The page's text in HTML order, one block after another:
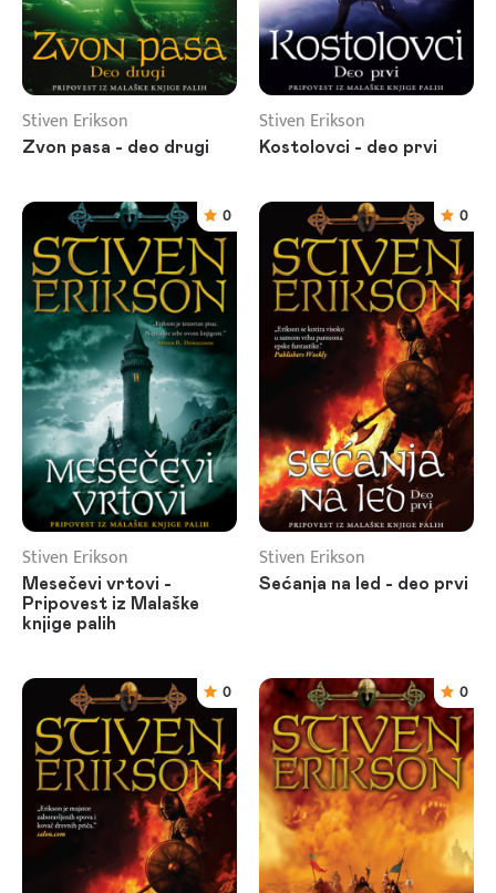
Stiven Erikson
Zvon pasa - deo drugi
Stiven Erikson
Kostolovci - deo prvi
0
Stiven Erikson
Mesečevi vrtovi -
Pripovest iz Malaške
knjige palih
0
Stiven Erikson
Sećanja na led - deo prvi
0 0